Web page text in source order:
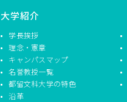
大学紹介
学長挨拶
理念・憲章
キャンパスマップ
名誉教授一覧
都留文科大学の特色
沿革